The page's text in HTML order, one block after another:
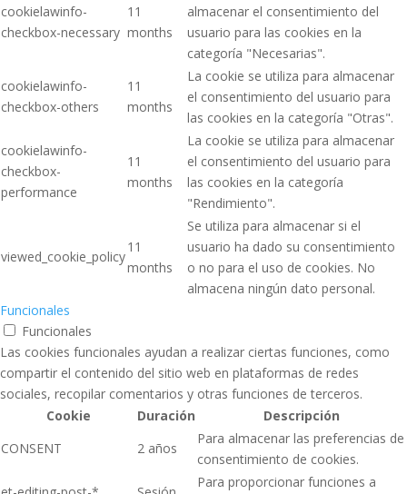
cookielawinfo-
checkbox-necessary
11
months
almacenar el consentimiento del
usuario para las cookies en la
categoría "Necesarias".
cookielawinfo-
checkbox-others
11
months
La cookie se utiliza para almacenar
el consentimiento del usuario para
las cookies en la categoría "Otras".
cookielawinfo-
checkbox-
performance
11
months
La cookie se utiliza para almacenar
el consentimiento del usuario para
las cookies en la categoría
"Rendimiento".
viewed_cookie_policy
11
months
Se utiliza para almacenar si el
usuario ha dado su consentimiento
o no para el uso de cookies. No
almacena ningún dato personal.
Funcionales
Funcionales
Las cookies funcionales ayudan a realizar ciertas funciones, como
compartir el contenido del sitio web en plataformas de redes
sociales, recopilar comentarios y otras funciones de terceros.
Cookie
Duración
Descripción
CONSENT
2 años
Para almacenar las preferencias de
consentimiento de cookies.
Para proporcionar funciones a